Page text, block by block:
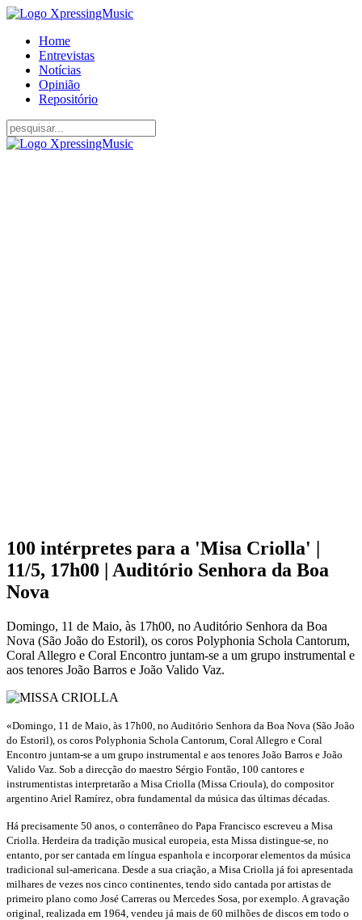
Home
Entrevistas
Notícias
Opinião
Repositório
100 intérpretes para a 'Misa Criolla' |
11/5, 17h00 | Auditório Senhora da Boa
Nova
Domingo, 11 de Maio, às 17h00, no Auditório Senhora da Boa
Nova (São João do Estoril), os coros Polyphonia Schola Cantorum,
Coral Allegro e Coral Encontro juntam-se a um grupo instrumental e
aos tenores João Barros e João Valido Vaz.
«Domingo, 11 de Maio, às 17h00, no Auditório Senhora da Boa Nova (São João
do Estoril), os coros Polyphonia Schola Cantorum, Coral Allegro e Coral
Encontro juntam-se a um grupo instrumental e aos tenores João Barros e João
Valido Vaz. Sob a direcção do maestro Sérgio Fontão, 100 cantores e
instrumentistas interpretarão a Misa Criolla (Missa Crioula), do compositor
argentino Ariel Ramírez, obra fundamental da música das últimas décadas.
Há precisamente 50 anos, o conterrâneo do Papa Francisco escreveu a Misa
Criolla. Herdeira da tradição musical europeia, esta Missa distingue-se, no
entanto, por ser cantada em língua espanhola e incorporar elementos da música
tradicional sul-americana. Desde a sua criação, a Misa Criolla já foi apresentada
milhares de vezes nos cinco continentes, tendo sido cantada por artistas de
primeiro plano como José Carreras ou Mercedes Sosa, por exemplo. A gravação
original, realizada em 1964, vendeu já mais de 60 milhões de discos em todo o